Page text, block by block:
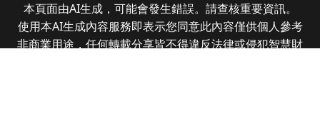
本頁面由AI生成，可能會發生錯誤。請查核重要資訊。
使用本AI生成內容服務即表示您同意此內容僅供個人參考
非商業用途，任何轉載分享皆不得違反法律或侵犯智慧財